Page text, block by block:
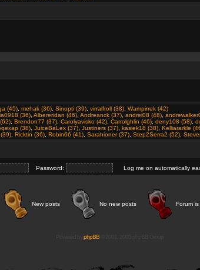
(45) mehak (36) Sinopti (39) virralfroll (38) Wampirrek (42)
(36) Albereridan (46) Andreanck (37) andrei08 (48)
Brendon77 (37) Carolyavisko (42) Carrolghlin (46) deny108 (58)
(38) JuiceBaLex (37) Justiners (37) kasiek18 (38) Kelliararkle
Ricktin (36) Robin66 (41) Sarahioner (37) Step2Serra2 (52)
Password: Log me on automatically
New posts No new posts Forum
phpBB© 2001, 2005 phpBB Group